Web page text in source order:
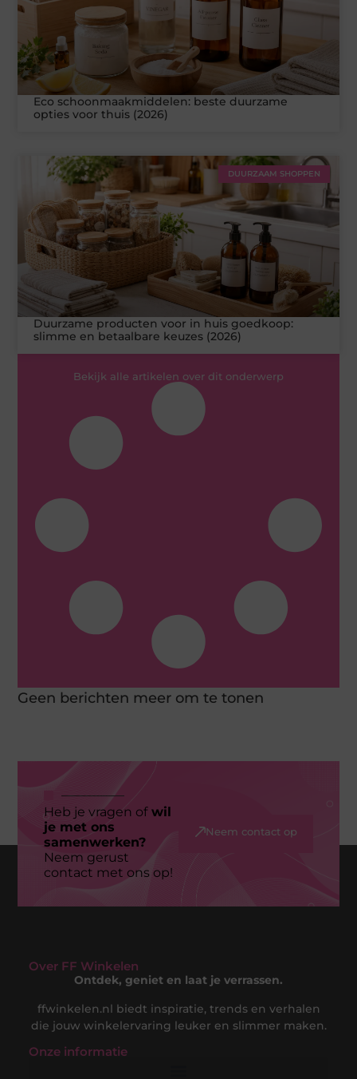
Eco schoonmaakmiddelen: beste duurzame
opties voor thuis (2026)
DUURZAAM SHOPPEN
Duurzame producten voor in huis goedkoop:
slimme en betaalbare keuzes (2026)
Bekijk alle artikelen over dit onderwerp
Geen berichten meer om te tonen
Heb je vragen ofwil
je met ons
samenwerken?
Neem gerust
contact met ons op!
Neem contact op
Over FF Winkelen
Ontdek, geniet en laat je verrassen.
ffwinkelen.nl biedt inspiratie, trends en verhalen
die jouw winkelervaring leuker en slimmer maken.
Onze informatie